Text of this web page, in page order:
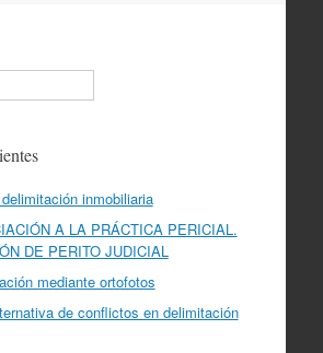
inmobiliaria
A LA PRÁCTICA PERICIAL.
DE PERITO JUDICIAL
mediante ortofotos
de conflictos en delimitación